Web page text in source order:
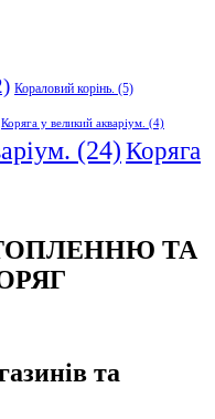
Кораловий корінь. (5)
Коряга у великий акваріум. (4)
(24)Коряга
ТА
та